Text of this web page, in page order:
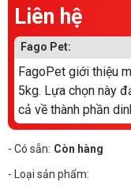
LIÊN HỆ
Liên hệ
Fago Pet:
FagoPet giới thiệu
5kg. Lựa chọn này
cả về thành phần
- Có sẵn: Còn hàng
- Loại sản phẩm: